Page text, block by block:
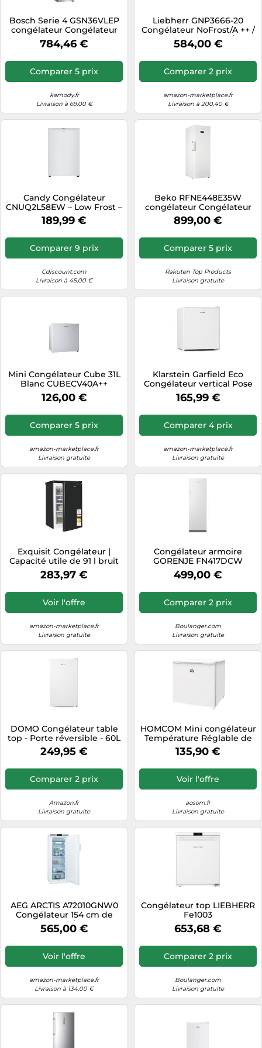
Tondeuses cheveux & barbe
Téléphonie
Téléviseurs
Télévision & vidéo
Électroménager
Bosch Serie 4 GSN36VLEP
congélateur Congélateur
vertical Pose libre 242 L E
Acier inoxydable
784,46 €
Comparer 5 prix
kamody.fr
Livraison à 69,00 €
Liebherr GNP3666-20
Congélateur NoFrost/A ++ /
175,1 cm de hauteur / 180
kWh / 304 L Partie
584,00 €
Comparer 2 prix
amazon-marketplace.fr
Livraison à 200,40 €
Candy Congélateur
CNUQ2L58EW – Low Frost –
Classe E – 37 dB(A) – 90 L –
Autonomie 12h
189,99 €
Comparer 9 prix
Cdiscount.com
Livraison à 45,00 €
Beko RFNE448E35W
congélateur Congélateur
vertical Pose libre 404 L E
Blanc
899,00 €
Comparer 5 prix
Rakuten Top Products
Livraison gratuite
Mini Congélateur Cube 31L
Blanc CUBECV40A++
126,00 €
Comparer 5 prix
amazon-marketplace.fr
Livraison gratuite
Klarstein Garfield Eco
Congélateur vertical Pose
libre 33 L E Blanc
165,99 €
Comparer 4 prix
amazon-marketplace.fr
Livraison gratuite
Exquisit Congélateur |
Capacité utile de 91 l bruit
de 40 dB | Compartiment 4
étoiles, réglage manuel de
porte interchangeable, 4
tiroirs | GS512-040E
283,97 €
Voir l'offre
amazon-marketplace.fr
Livraison gratuite
Congélateur armoire
GORENJE FN417DCW
499,00 €
Comparer 2 prix
Boulanger.com
Livraison gratuite
DOMO Congélateur table
top - Porte réversible - 60L
- D - Blanc
249,95 €
Comparer 2 prix
Amazon.fr
Livraison gratuite
HOMCOM Mini congélateur
Température Réglable de
-14 à -24°C Compact 35L -
étagère Amovible - Porte
135,90 €
Voir l'offre
aosom.fr
Livraison gratuite
AEG ARCTIS A72010GNW0
Congélateur 154 cm de
hauteur / 203
kWh/an/réfrigérateur 0
L/No Frost/étagères en
verre flexible/blanc
565,00 €
Voir l'offre
amazon-marketplace.fr
Livraison à 134,00 €
Congélateur top LIEBHERR
Fe1003
653,68 €
Comparer 2 prix
Boulanger.com
Livraison gratuite